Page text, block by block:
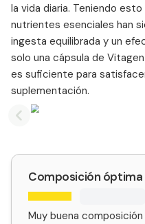
la vida diaria. Teniendo
nutrientes esenciales han
ingesta equilibrada y un
solo una cápsula de
es suficiente para
suplementación.
Previous slide
Composición óptima
Muy buena